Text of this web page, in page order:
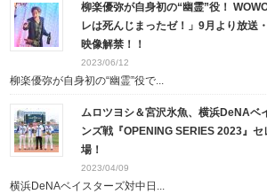
柳楽優弥が自身初の“幽霊”役！
レは死んじまったゼ！」9月より放送
映像解禁！！
2023/06/12
柳楽優弥が自身初の“幽霊”役で...
ムロツヨシ＆宮沢氷魚、横浜DeNAベ
ンズ戦『OPENING SERIES 2023』
場！
2023/04/09
横浜DeNAベイスターズ対中日...